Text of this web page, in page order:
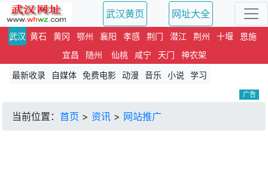
武汉黄页 网址大全
武汉 黄石 黄冈 鄂州 襄阳 孝感 荆门 潜江 荆州 十堰
恩施
宜昌
随州 仙桃 咸宁 天门
神农架
最新收录
自媒体 免费电影 动漫 音乐 小说 学习
广告
当前位置： 首页 > 资讯 > 网站推广